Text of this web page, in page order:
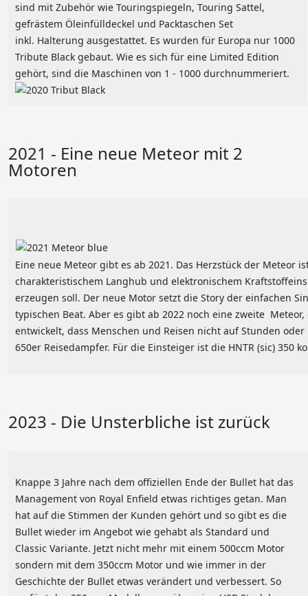
sind mit Zubehör wie Touringspiegeln, Touring Sattel,
gefrästem Öleinfülldeckel und Packtaschen Set
inkl. Halterung ausgestattet. Es wurden für Europa nur 1000
Tribute Black gebaut. Wie es sich für eine Limited Edition
gehört, sind die Maschinen von 1 - 1000 durchnummeriert.
2021 - Eine neue Meteor mit 2
Motoren
Eine neue Meteor gibt es ab 2021. Das Herzstück der Meteor
charakteristischem Langhub und elektronischem
erzeugen soll. Der neue Motor setzt die Story der einfachen
typischen Beat. Aber es gibt ab 2022 noch eine zweite
entwickelt, dass Menschen und Reisen nicht auf Stunden
650er Reisedampfer. Für die Einsteiger ist die HNTR (sic)
2023 - Die Unsterbliche ist zurück
Knappe 3 Jahre nach dem offiziellen Ende der Bullet hat das
Management von Royal Enfield etwas richtiges getan. Man
hat auf die Stimmen der Kunden gehört und so gibt es die
Bullet wieder im Angebot wie gehabt als Standard und
Classic Variante. Jetzt nicht mehr mit einem 500ccm Motor
sondern mit dem 350ccm Motor und wie immer in der
Geschichte der Bullet etwas verändert und verbessert. So